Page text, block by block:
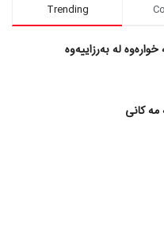
Trending
لە بەرزاییەوە
مه کانی